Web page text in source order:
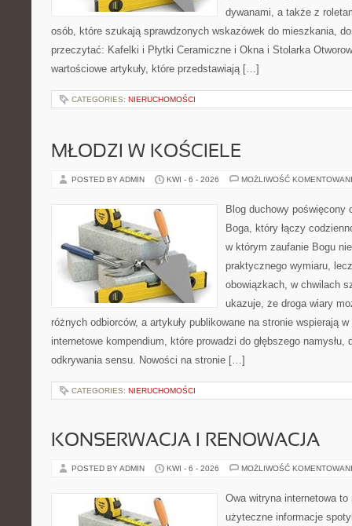
dywanami, a także z
osób, które szukają sprawdzonych wskazówek do mieszkania,
przeczytać: Kafelki i Płytki Ceramiczne i Okna i Stolarka
wartościowe artykuły, które przedstawiają […]
CATEGORIES: NIERUCHOMOŚCI
MŁODZI W KOŚCIELE
POSTED BY ADMIN KWI - 6 - 2026 MOŻLIWOŚĆ
Blog duchowy
Boga, który łączy
w którym zaufanie Bogu
praktycznego wymiaru,
obowiązkach, w chwilach
ukazuje, że droga wiary
różnych odbiorców, a artykuły publikowane na stronie wspierają w
internetowe kompendium, które prowadzi do głębszego
odkrywania sensu. Nowości na stronie […]
CATEGORIES: NIERUCHOMOŚCI
KONSERWACJA I RENOWACJA
POSTED BY ADMIN KWI - 6 - 2026 MOŻLIWOŚĆ
Owa witryna internetowa
użyteczne informacje